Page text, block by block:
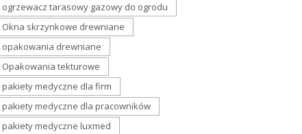
ogrzewacz tarasowy gazowy do ogrodu
Okna skrzynkowe drewniane
opakowania drewniane
Opakowania tekturowe
pakiety medyczne dla firm
pakiety medyczne dla pracowników
pakiety medyczne luxmed